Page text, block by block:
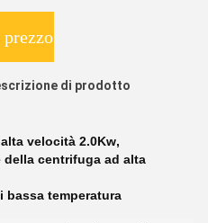
di prodotto
velocità 2.0Kw,
della centrifuga ad alta
bassa temperatura